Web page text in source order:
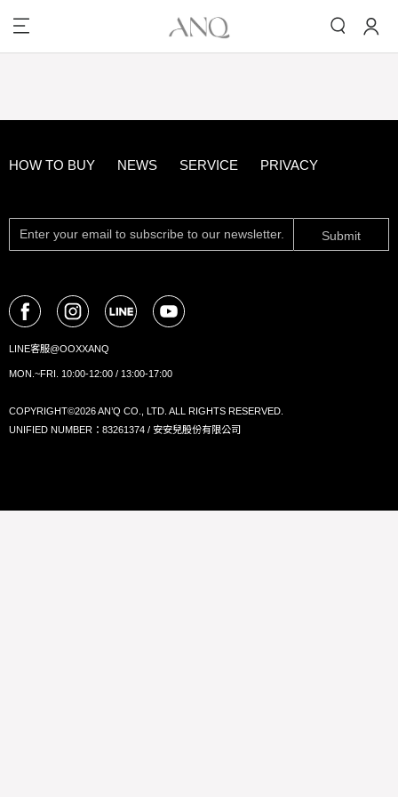
HOW TO BUY NEWS SERVICE PRIVACY
Submit
LINE客服@OOXXANQ
MON.~FRI. 10:00-12:00 / 13:00-17:00
COPYRIGHT©2026 AN’Q CO., LTD. ALL RIGHTS RESERVED.
UNIFIED NUMBER：83261374 / 安安兒股份有限公司